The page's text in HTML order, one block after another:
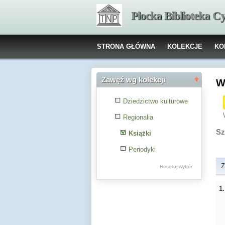
Płocka Biblioteka
STRONA GŁÓWNA KOLEKCJE
Zawęź wg kolekcji
Dziedzictwo kulturowe
Regionalia
Książki
Periodyki
Resetuj wybór